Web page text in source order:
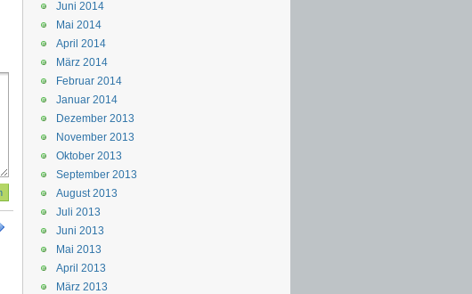
Juni 2014
Mai 2014
April 2014
März 2014
Februar 2014
Januar 2014
Dezember 2013
November 2013
Oktober 2013
September 2013
August 2013
Juli 2013
Juni 2013
Mai 2013
April 2013
März 2013